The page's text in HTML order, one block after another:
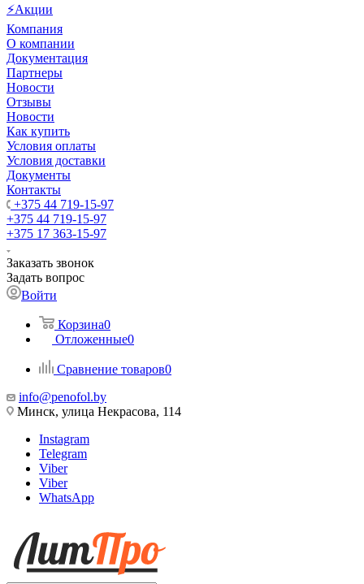
⚡Акции
Компания
О компании
Документация
Партнеры
Новости
Отзывы
Новости
Как купить
Условия оплаты
Условия доставки
Документы
Контакты
+375 44 719-15-97
+375 44 719-15-97
+375 17 363-15-97
Заказать звонок
Задать вопрос
Войти
Корзина0
Отложенные0
Сравнение товаров0
info@penofol.by
Минск, улица Некрасова, 114
Instagram
Telegram
Viber
Viber
WhatsApp